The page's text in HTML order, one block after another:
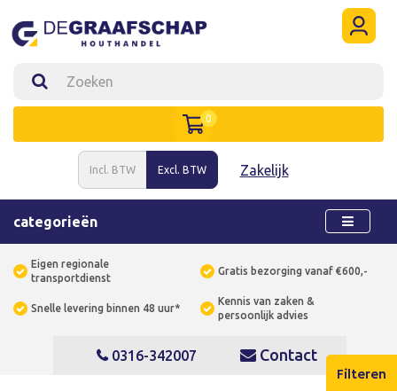
Filteren
Incl. BTW Excl. BTW Zakelijk
0
categorieën
Eigen regionale
transportdienst
Gratis bezorging vanaf €600,-
Snelle levering binnen 48 uur*
Kennis van zaken &
persoonlijk advies
0316-342007 Contact